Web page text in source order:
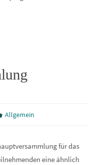
Allgemein
für das
eine ähnlich